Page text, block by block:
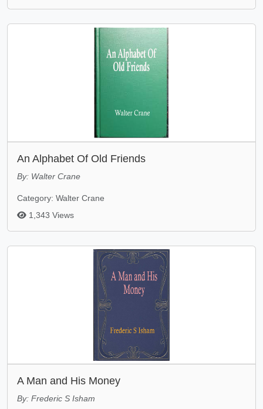
An Alphabet Of Old Friends
By: Walter Crane
Category: Walter Crane
1,343 Views
A Man and His Money
By: Frederic S Isham